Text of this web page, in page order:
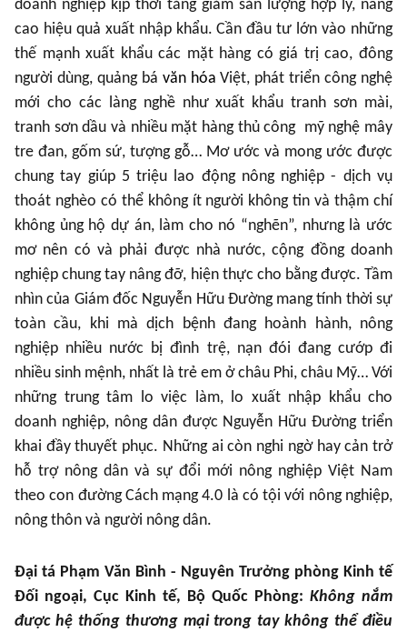
doanh nghiệp kịp thời tăng giảm sản lượng hợp lý, nâng
cao hiệu quả xuất nhập khẩu. Cần đầu tư lớn vào những
thế mạnh xuất khẩu các mặt hàng có giá trị cao, đông
người dùng, quảng bá văn hóa Việt, phát triển công nghệ
mới cho các làng nghề như xuất khẩu tranh sơn mài,
tranh sơn dầu và nhiều mặt hàng thủ công mỹ nghệ mây
tre đan, gốm sứ, tượng gỗ… Mơ ước và mong ước được
chung tay giúp 5 triệu lao động nông nghiệp - dịch vụ
thoát nghèo có thể không ít người không tin và thậm chí
không ủng hộ dự án, làm cho nó “nghẽn”, nhưng là ước
mơ nên có và phải được nhà nước, cộng đồng doanh
nghiệp chung tay nâng đỡ, hiện thực cho bằng được. Tầm
nhìn của Giám đốc Nguyễn Hữu Đường mang tính thời sự
toàn cầu, khi mà dịch bệnh đang hoành hành, nông
nghiệp nhiều nước bị đình trệ, nạn đói đang cướp đi
nhiều sinh mệnh, nhất là trẻ em ở châu Phi, châu Mỹ… Với
những trung tâm lo việc làm, lo xuất nhập khẩu cho
doanh nghiệp, nông dân được Nguyễn Hữu Đường triển
khai đầy thuyết phục. Những ai còn nghi ngờ hay cản trở
hỗ trợ nông dân và sự đổi mới nông nghiệp Việt Nam
theo con đường Cách mạng 4.0 là có tội với nông nghiệp,
nông thôn và người nông dân.
Đại tá Phạm Văn Bình - Nguyên Trưởng phòng Kinh tế
Đối ngoại, Cục Kinh tế, Bộ Quốc Phòng: Không nắm
được hệ thống thương mại trong tay không thể điều